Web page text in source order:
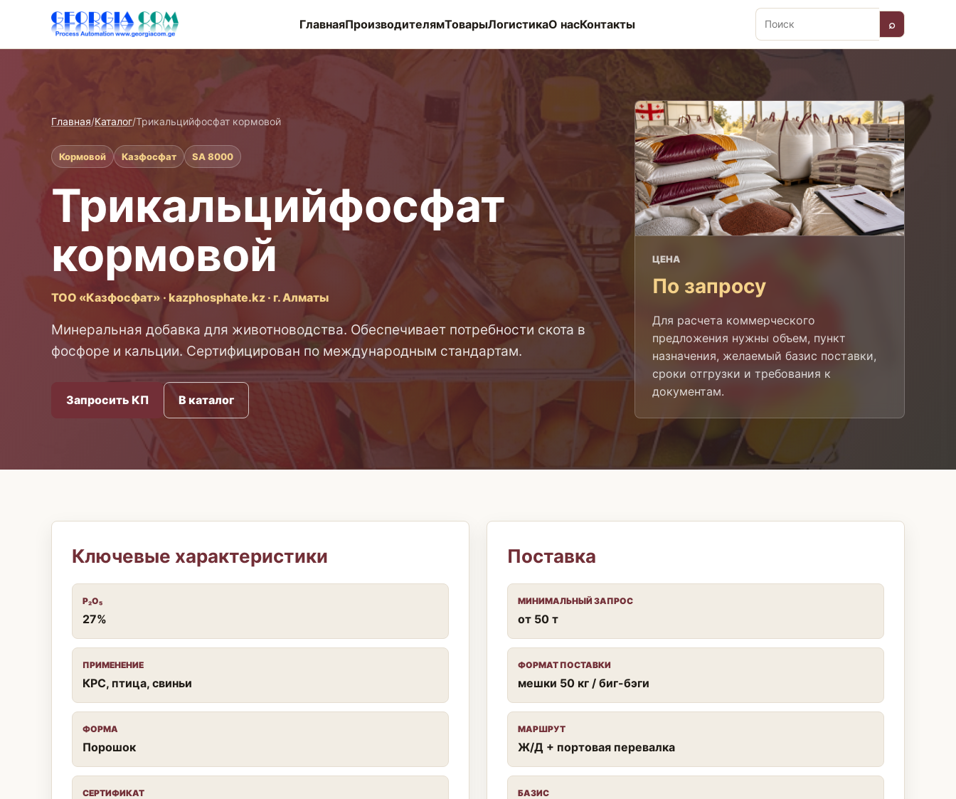
ГлавнаяПроизводителямТоварыЛогистикаО насКонтакты
Поиск
⌕
Главная/Каталог/Трикальцийфосфат кормовой
Кормовой Казфосфат SA 8000
Трикальцийфосфат
кормовой
ТОО «Казфосфат» · kazphosphate.kz · г. Алматы
Минеральная добавка для животноводства. Обеспечивает потребности скота в
фосфоре и кальции. Сертифицирован по международным стандартам.
Запросить КП В каталог
ЦЕНА
По запросу
Для расчета коммерческого
предложения нужны объем, пункт
назначения, желаемый базис поставки,
сроки отгрузки и требования к
документам.
Ключевые характеристики
P₂O₅
27%
ПРИМЕНЕНИЕ
КРС, птица, свиньи
ФОРМА
Порошок
СЕРТИФИКАТ
Поставка
МИНИМАЛЬНЫЙ ЗАПРОС
от 50 т
ФОРМАТ ПОСТАВКИ
мешки 50 кг / биг-бэги
МАРШРУТ
Ж/Д + портовая перевалка
БАЗИС